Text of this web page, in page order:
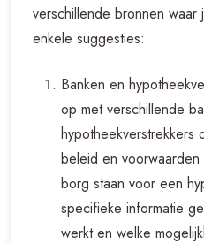
verschillende bronnen
enkele suggesties:
Banken en
op met verschillende
hypotheekverstrekkers
beleid en
borg staan voor een
specifieke informatie
werkt en welke